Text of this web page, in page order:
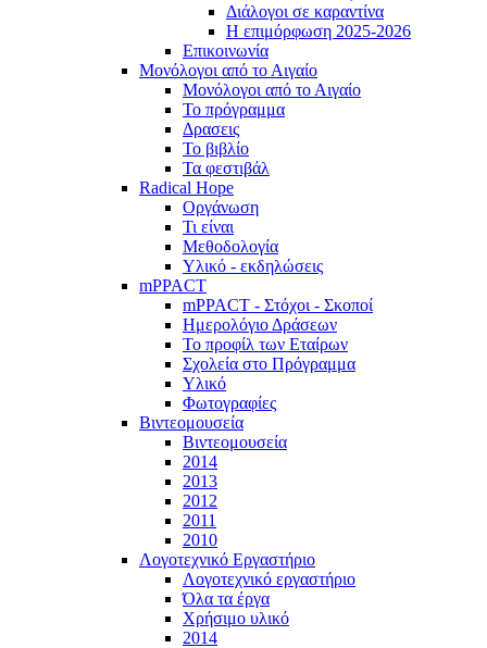
Διάλογοι σε καραντίνα
Η επιμόρφωση 2025-2026
Επικοινωνία
Μονόλογοι από το Αιγαίο
Μονόλογοι από το Αιγαίο
Το πρόγραμμα
Δρασεις
Το βιβλίο
Τα φεστιβάλ
Radical Hope
Οργάνωση
Τι είναι
Μεθοδολογία
Υλικό - εκδηλώσεις
mPPACT
mPPACT - Στόχοι - Σκοποί
Ημερολόγιο Δράσεων
Το προφίλ των Εταίρων
Σχολεία στο Πρόγραμμα
Υλικό
Φωτογραφίες
Βιντεομουσεία
Βιντεομουσεία
2014
2013
2012
2011
2010
Λογοτεχνικό Εργαστήριο
Λογοτεχνικό εργαστήριο
Όλα τα έργα
Χρήσιμο υλικό
2014